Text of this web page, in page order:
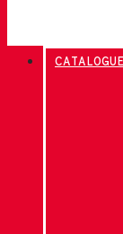
CATALOGUE